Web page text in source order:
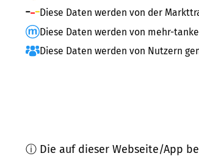
Diese Daten werden von der
Diese Daten werden von mehr-
Diese Daten werden von Nutzern
ⓘ Die auf dieser Webseite/App